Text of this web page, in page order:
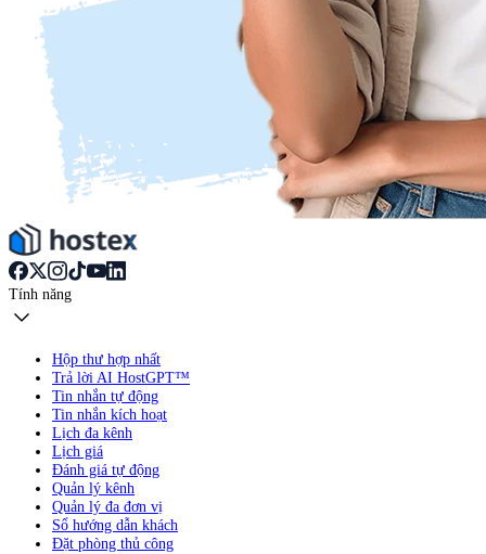
Tính năng
Hộp thư hợp nhất
Trả lời AI HostGPT™
Tin nhắn tự động
Tin nhắn kích hoạt
Lịch đa kênh
Lịch giá
Đánh giá tự động
Quản lý kênh
Quản lý đa đơn vị
Sổ hướng dẫn khách
Đặt phòng thủ công